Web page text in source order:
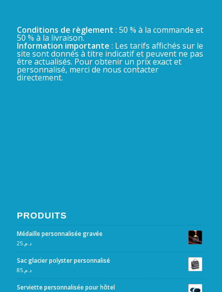
Conditions de règlement : 50 % à la commande et
50 % à la livraison.
Information importante : Les tarifs affichés sur le
site sont donnés à titre indicatif et peuvent ne pas
être actualisés. Pour obtenir un prix exact et
personnalisé, merci de nous contacter
directement.
PRODUITS
Médaille personnalisée gravée
د.م.25
Sac glacier polyster personnalisé
د.م.85
Serviette personnalisée pour hôtel